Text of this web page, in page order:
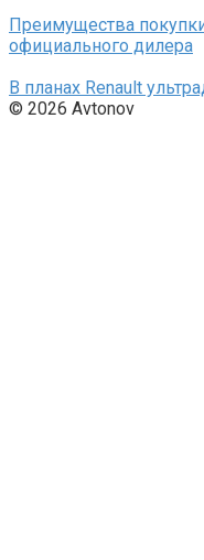
Преимущества
официального дилера
В планах Renault
© 2026 Avtonov